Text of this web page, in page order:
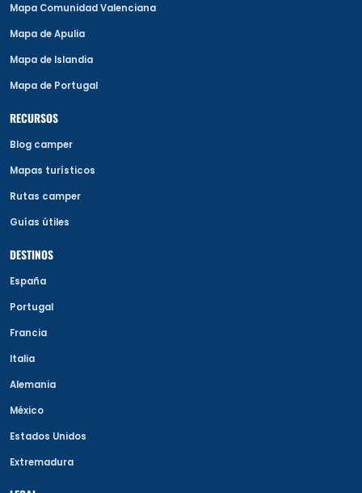
Mapa Comunidad Valenciana
Mapa de Apulia
Mapa de Islandia
Mapa de Portugal
RECURSOS
Blog camper
Mapas turísticos
Rutas camper
Guías útiles
DESTINOS
España
Portugal
Francia
Italia
Alemania
México
Estados Unidos
Extremadura